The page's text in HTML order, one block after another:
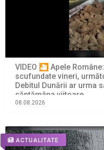
VIDEO 🎦 Apele
scufundate vineri,
Debitul Dunării ar urma
săptămâna viitoare
08.08.2026
ACTUALITATE